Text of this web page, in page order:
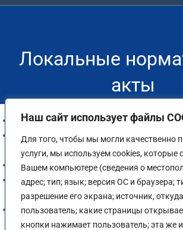
Наш сайт использует файлы
Для того, чтобы мы могли качественно
услуги, мы используем cookies, которые
Вашем компьютере (сведения о
адрес; тип; язык; версия ОС и браузера;
разрешение его экрана; источник,
пользователь; какие страницы
кнопки нажимает пользователь; эта же
Локальные
акты
Положение о поощрении и взыскании
Методические рекомендации по
индивидуальной образовательной
Положение об обучении гражданской
Положение об оформлении и порядке
обучении и справок о периоде обучения
Положение о порядке организации и
сборов